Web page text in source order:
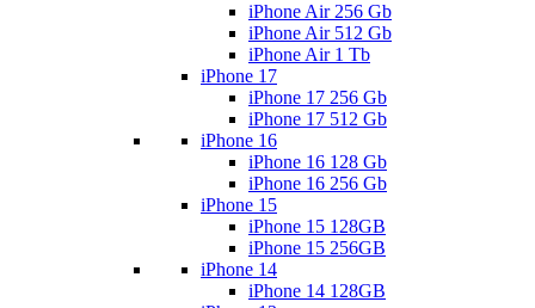
iPhone Air 256 Gb
iPhone Air 512 Gb
iPhone Air 1 Tb
iPhone 17
iPhone 17 256 Gb
iPhone 17 512 Gb
iPhone 16
iPhone 16 128 Gb
iPhone 16 256 Gb
iPhone 15
iPhone 15 128GB
iPhone 15 256GB
iPhone 14
iPhone 14 128GB